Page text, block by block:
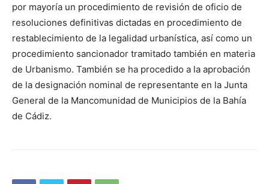
por mayoría un procedimiento de revisión de oficio de
resoluciones definitivas dictadas en procedimiento de
restablecimiento de la legalidad urbanística, así como un
procedimiento sancionador tramitado también en materia
de Urbanismo. También se ha procedido a la aprobación
de la designación nominal de representante en la Junta
General de la Mancomunidad de Municipios de la Bahía
de Cádiz.